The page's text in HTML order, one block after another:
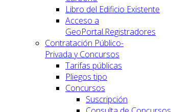
Libro del Edificio Existente
Acceso a
GeoPortal.Registradores
Contratación Público-
Privada y Concursos
Tarifas públicas
Pliegos tipo
Concursos
Suscripción